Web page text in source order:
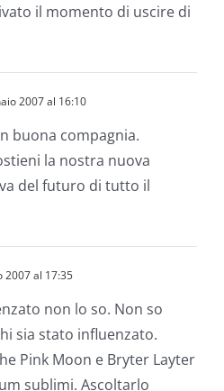
il momento di uscire di
2007 al 16:10
buona compagnia.
la nostra nuova
del futuro di tutto il
2007 al 17:35
non lo so. Non so
sia stato influenzato.
Pink Moon e Bryter Layter
sublimi. Ascoltarlo